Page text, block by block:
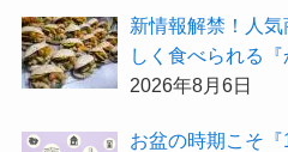
新情報解禁！人
しく食べられる
い天然酵母手作り
2026年8月6日
お盆の時期こそ